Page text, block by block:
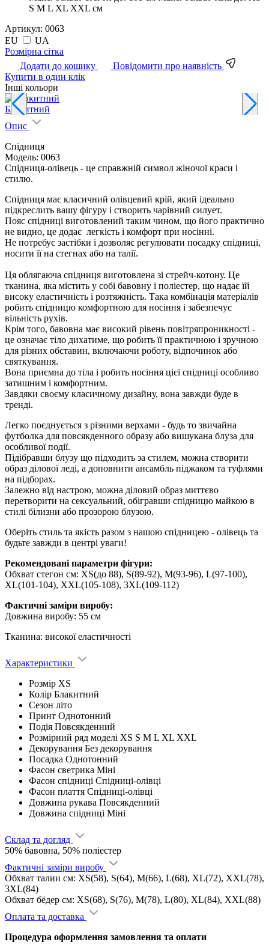
S M L XL XXL см
Артикул: 0063
EU
UA
Pозмірна сітка
Додати до кошику
Повідомити про наявність
Купити в один клік
Інші кольори
Блакитний
Опис
Спідниця
Модель: 0063
Спідниця-олівець - це справжній символ жіночої краси і
стилю.
Спідниця має класичний олівцевий крій, який ідеально
підкреслить вашу фігуру і створить чарівний силует.
Пояс спідниці виготовлений таким чином, що його практично
не видно, це додає легкість і комфорт при носінні.
Не потребує застібки і дозволяє регулювати посадку спідниці,
носити її на стегнах або на талії.
Ця облягаюча спідниця виготовлена зі стрейч-котону. Це
тканина, яка містить у собі бавовну і поліестер, що надає їй
високу еластичність і розтяжність. Така комбінація матеріалів
робить спідницю комфортною для носіння і забезпечує
вільність рухів.
Крім того, бавовна має високий рівень повітряпроникності -
це означає тіло дихатиме, що робить її практичною і зручною
для різних обставин, включаючи роботу, відпочинок або
святкування.
Вона приємна до тіла і робить носіння цієї спідниці особливо
затишним і комфортним.
Завдяки своєму класичному дизайну, вона завжди буде в
тренді.
Легко поєднується з різними верхами - будь то звичайна
футболка для повсякденного образу або вишукана блуза для
особливої події.
Підібравши блузу що підходить за стилем, можна створити
образ ділової леді, а доповнити ансамбль піджаком та туфлями
на підборах.
Залежно від настрою, можна діловий образ миттєво
перетворити на сексуальний, обігравши спідницю майкою в
стилі білизни або прозорою блузою.
Оберіть стиль та якість разом з нашою спідницею - олівець та
будьте завжди в центрі уваги!
Рекомендовані параметри фігури:
Обхват стегон см: XS(до 88), S(89-92), M(93-96), L(97-100),
XL(101-104), XXL(105-108), 3XL(109-112)
Фактичні заміри виробу:
Довжина виробу: 55 см
Тканина: високої еластичності
Характеристики
Розмір XS
Колір Блакитний
Сезон літо
Принт Однотонний
Подія Повсякденний
Розмірний ряд моделі XS S M L XL XXL
Декорування Без декорування
Посадка Однотонний
Фасон светрика Міні
Фасон спідниці Спідниці-олівці
Фасон плаття Спідниці-олівці
Довжина рукава Повсякденний
Довжина спідниці Міні
Склад та догляд
50% бавовна, 50% поліестер
Фактичні заміри виробу
Обхват талии см: XS(58), S(64), M(66), L(68), XL(72), XXL(78),
3XL(84)
Обхват бёдер см: XS(68), S(76), M(78), L(80), XL(84), XXL(88)
Оплата та доставка
Процедура оформлення замовлення та оплати